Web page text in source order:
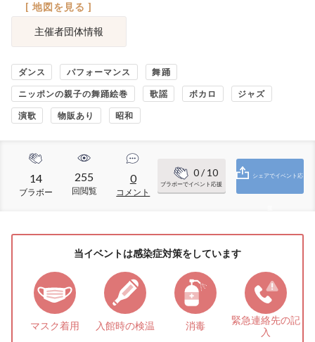
[ 地図を見る ]
主催者団体情報
ダンス パフォーマンス 舞踊
ニッポンの親子の舞踊絵巻 歌謡 ボカロ ジャズ
演歌 物販あり 昭和
14
ブラボー
255
回閲覧
0
コメント
0/ 10
ブラボーでイベント応援
シェアでイベント応
当イベントは感染症対策をしています
マスク着用 入館時の検温 消毒 緊急連絡先の記
入